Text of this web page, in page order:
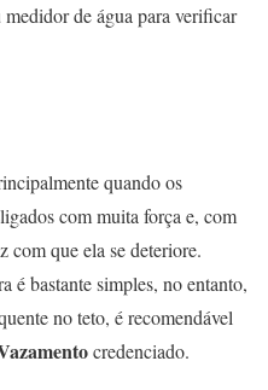
de água para verificar
quando os
com muita força e, com
com que ela se deteriore.
é bastante simples, no entanto,
no teto, é recomendável
credenciado.